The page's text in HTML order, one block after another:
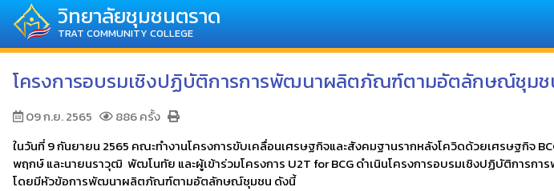
วิทยาลัยชุมชนตราด
TRAT COMMUNITY COLLEGE
โครงการอบรมเชิงปฏิบัติการการพัฒนาผลิตภัณฑ์ตามอัตลักษณ์ชุม
09 ก.ย. 2565
886 ครั้ง
ในวันที่ 9 กันยายน 2565 คณะทำงานโครงการขับเคลื่อนเศรษฐกิจและสังคมฐานรากหลังโควิดด้วยเศรษฐกิจ
พฤกษ์ และนายนราวุฒิ พัฒโนทัย และผู้เข้าร่วมโครงการ U2T for BCG ดำเนินโครงการอบรมเชิงปฏิบัติก
โดยมีหัวข้อการพัฒนาผลิตภัณฑ์ตามอัตลักษณ์ชุมชน ดังนี้